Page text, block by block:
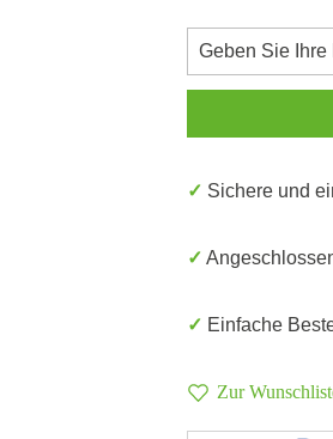
✓ Sichere und
✓
✓ Einfache
Zur